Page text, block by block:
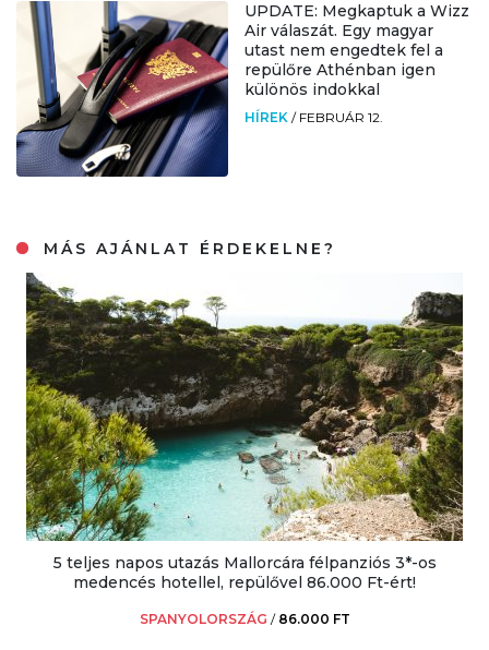
UPDATE: Megkaptuk a Wizz
Air válaszát. Egy magyar
utast nem engedtek fel a
repülőre Athénban igen
különös indokkal
HÍREK / FEBRUÁR 12.
MÁS AJÁNLAT ÉRDEKELNE?
5 teljes napos utazás Mallorcára félpanziós 3*-os
medencés hotellel, repülővel 86.000 Ft-ért!
SPANYOLORSZÁG / 86.000 FT